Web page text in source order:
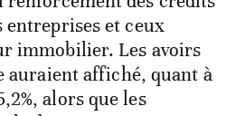
entreprises et ceux
immobilier. Les avoirs
auraient affiché, quant à
alors que les